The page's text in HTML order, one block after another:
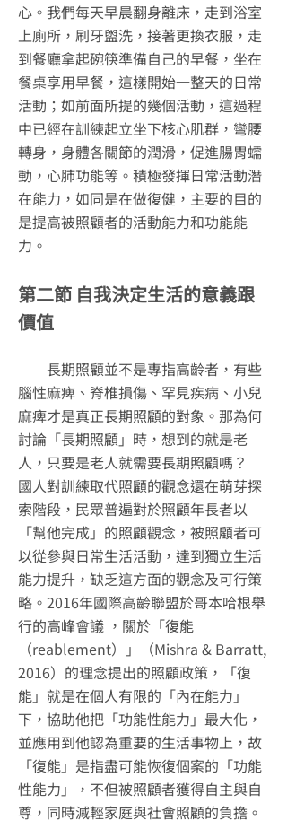
心。我們每天早晨翻身離床，走到浴室
上廁所，刷牙盥洗，接著更換衣服，走
到餐廳拿起碗筷準備自己的早餐，坐在
餐桌享用早餐，這樣開始一整天的日常
活動；如前面所提的幾個活動，這過程
中已經在訓練起立坐下核心肌群，彎腰
轉身，身體各關節的潤滑，促進腸胃蠕
動，心肺功能等。積極發揮日常活動潛
在能力，如同是在做復健，主要的目的
是提高被照顧者的活動能力和功能能
力。
第二節 自我決定生活的意義跟
價值
長期照顧並不是專指高齡者，有些
腦性麻痺、脊椎損傷、罕見疾病、小兒
麻痺才是真正長期照顧的對象。那為何
討論「長期照顧」時，想到的就是老
人，只要是老人就需要長期照顧嗎？
國人對訓練取代照顧的觀念還在萌芽探
索階段，民眾普遍對於照顧年長者以
「幫他完成」的照顧觀念，被照顧者可
以從參與日常生活活動，達到獨立生活
能力提升，缺乏這方面的觀念及可行策
略。2016年國際高齡聯盟於哥本哈根舉
行的高峰會議 ，關於「復能
（reablement）」（Mishra & Barratt,
2016）的理念提出的照顧政策，「復
能」就是在個人有限的「內在能力」
下，協助他把「功能性能力」最大化，
並應用到他認為重要的生活事物上，故
「復能」是指盡可能恢復個案的「功能
性能力」，不但被照顧者獲得自主與自
尊，同時減輕家庭與社會照顧的負擔。